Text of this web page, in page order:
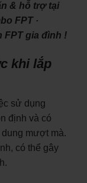
& hỗ trợ tại
FPT ·
FPT gia đình !
khi lắp
sử dụng
định và có
dung mượt mà.
có thể gây